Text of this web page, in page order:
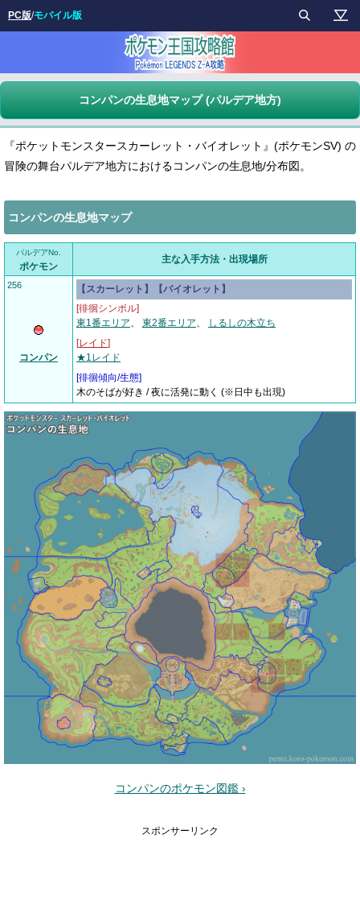
コンパンの生息地マップ (パルデア地方)
『ポケットモンスタースカーレット・バイオレット』(ポケモンSV) の
冒険の舞台パルデア地方におけるコンパンの生息地/分布図。
コンパンの生息地マップ
パルデアNo.
ポケモン
主な入手方法・出現場所
256
コンパン
【スカーレット】【バイオレット】
[徘徊シンボル]
東1番エリア、 東2番エリア、
しるしの木立ち
[レイド]
★1レイド
[徘徊傾向/生態]
木のそばが好き / 夜に活発に動く (※日中も出現)
コンパンのポケモン図鑑 ›
スポンサーリンク
PC版/モバイル版